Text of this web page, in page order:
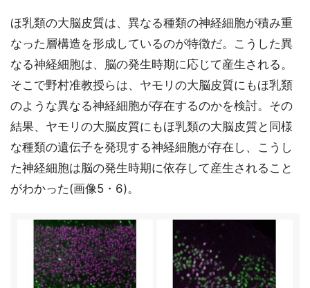
ほ乳類の大脳皮質は、異なる種類の神経細胞が積み重
なった層構造を形成しているのが特徴だ。こうした異
なる神経細胞は、脳の発生時期に応じて産生される。
そこで野村准教授らは、ヤモリの大脳皮質にもほ乳類
のような異なる神経細胞が存在するのかを検討。その
結果、ヤモリの大脳皮質にもほ乳類の大脳皮質と同様
な種類の遺伝子を発現する神経細胞が存在し、こうし
た神経細胞は脳の発生時期に依存して産生されること
がわかった(画像5・6)。